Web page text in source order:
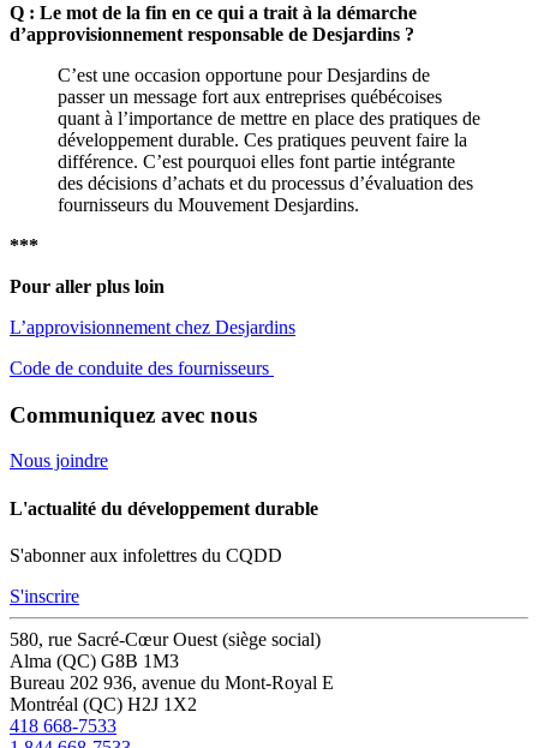
Q : Le mot de la fin en ce qui a trait à la démarche
d’approvisionnement responsable de Desjardins ?
C’est une occasion opportune pour Desjardins de
passer un message fort aux entreprises québécoises
quant à l’importance de mettre en place des pratiques de
développement durable. Ces pratiques peuvent faire la
différence. C’est pourquoi elles font partie intégrante
des décisions d’achats et du processus d’évaluation des
fournisseurs du Mouvement Desjardins.
***
Pour aller plus loin
L’approvisionnement chez Desjardins
Code de conduite des fournisseurs
Communiquez avec nous
Nous joindre
L'actualité du développement durable
S'abonner aux infolettres du CQDD
S'inscrire
580, rue Sacré-Cœur Ouest (siège social)
Alma (QC) G8B 1M3
Bureau 202 936, avenue du Mont-Royal E
Montréal (QC) H2J 1X2
418 668-7533